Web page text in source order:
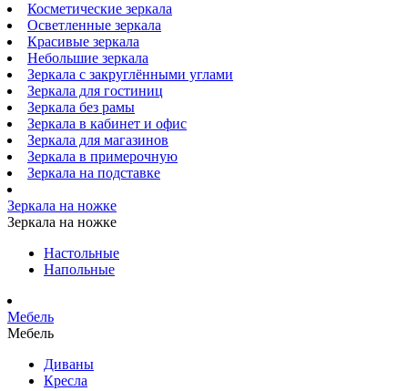
Косметические зеркала
Осветленные зеркала
Красивые зеркала
Небольшие зеркала
Зеркала с закруглёнными углами
Зеркала для гостиниц
Зеркала без рамы
Зеркала в кабинет и офис
Зеркала для магазинов
Зеркала в примерочную
Зеркала на подставке
Зеркала на ножке
Зеркала на ножке
Настольные
Напольные
Мебель
Мебель
Диваны
Кресла